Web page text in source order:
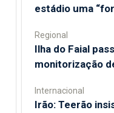
estádio uma
Regional
Ilha do Faial
monitorização
Internacional
Irão: Teerão